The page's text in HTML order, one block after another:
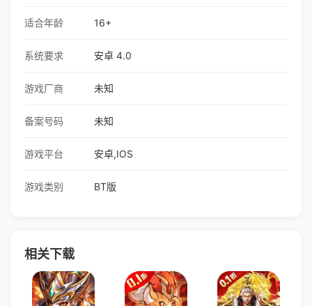
适合年龄 16+
系统要求 安卓 4.0
游戏厂商 未知
备案号码 未知
游戏平台 安卓,IOS
游戏类别 BT版
相关下载